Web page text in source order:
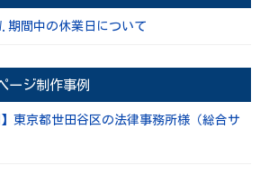
期間中の休業日について
ージ制作事例
】東京都世田谷区の法律事務所様（総合サ